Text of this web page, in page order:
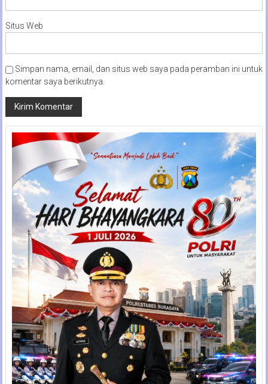
Situs Web
Simpan nama, email, dan situs web saya pada peramban ini untuk
komentar saya berikutnya.